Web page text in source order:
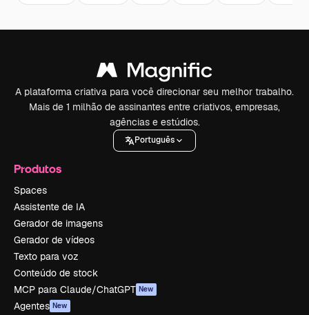
A plataforma criativa para você direcionar seu melhor trabalho.
Mais de 1 milhão de assinantes entre criativos, empresas,
agências e estúdios.
Português
Produtos
Spaces
Assistente de IA
Gerador de imagens
Gerador de vídeos
Texto para voz
Conteúdo de stock
MCP para Claude/ChatGPT New
Agentes New